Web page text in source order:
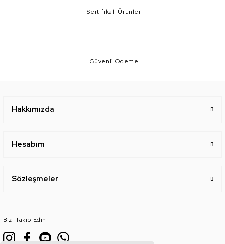
Sertifikalı Ürünler
Güvenli Ödeme
Hakkımızda
Hesabım
Sözleşmeler
Bizi Takip Edin